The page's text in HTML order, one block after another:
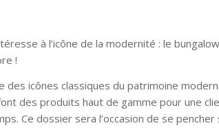
à l’icône de la modernité : le
!
des icônes classiques du patrimoine
des produits haut de gamme pour une
Ce dossier sera l’occasion de se